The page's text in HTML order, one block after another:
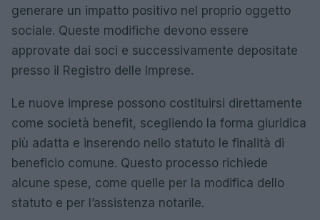
generare un impatto positivo nel proprio oggetto
sociale. Queste modifiche devono essere
approvate dai soci e successivamente depositate
presso il Registro delle Imprese.
Le nuove imprese possono costituirsi direttamente
come società benefit, scegliendo la forma giuridica
più adatta e inserendo nello statuto le finalità di
beneficio comune. Questo processo richiede
alcune spese, come quelle per la modifica dello
statuto e per l’assistenza notarile.